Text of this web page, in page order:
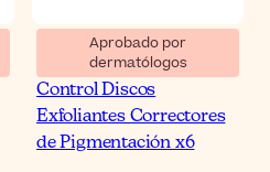
Aprobado por
dermatólogos
Neoretin Discrom
Control Discos
Exfoliantes Correctores
de Pigmentación x6